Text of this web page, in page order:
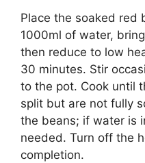
Place the soaked red
1000ml of water,
then reduce to low
30 minutes. Stir
to the pot. Cook until
split but are not fully
the beans; if water is
needed. Turn off the
completion.